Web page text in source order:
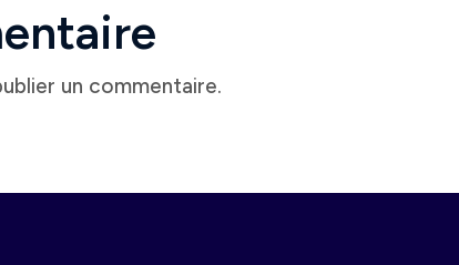
un commentaire.